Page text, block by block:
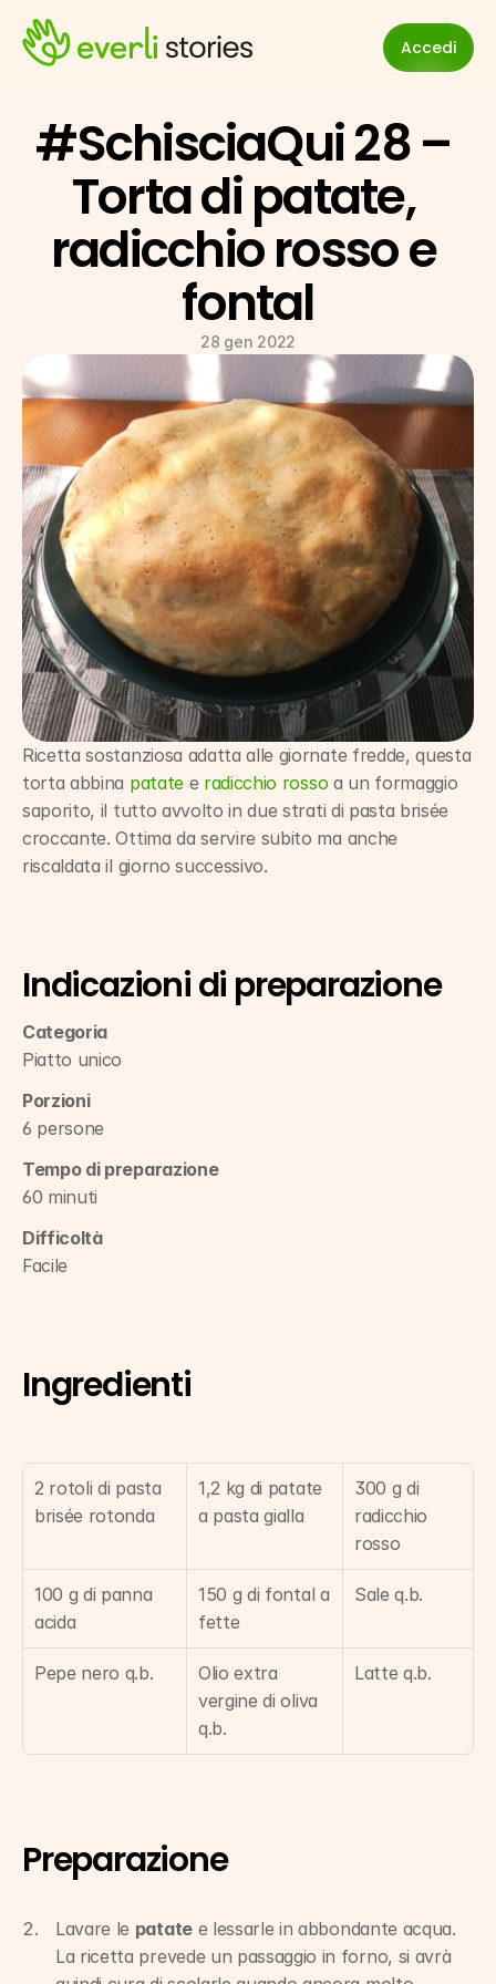
Accedi
#SchisciaQui 28 –
Torta di patate,
radicchio rosso e
fontal
28 gen 2022
Ricetta sostanziosa adatta alle giornate fredde, questa
torta abbina patate e radicchio rosso a un formaggio
saporito, il tutto avvolto in due strati di pasta brisée
croccante. Ottima da servire subito ma anche
riscaldata il giorno successivo.
Indicazioni di preparazione
Categoria
Piatto unico
Porzioni
6 persone
Tempo di preparazione
60 minuti
Difficoltà
Facile
Ingredienti
2 rotoli di pasta
brisée rotonda
1,2 kg di patate
a pasta gialla
300 g di
radicchio
rosso
100 g di panna
acida
150 g di fontal a
fette
Sale q.b.
Pepe nero q.b.
Olio extra
vergine di oliva
q.b.
Latte q.b.
Preparazione
Lavare le patate e lessarle in abbondante acqua.
La ricetta prevede un passaggio in forno, si avrà